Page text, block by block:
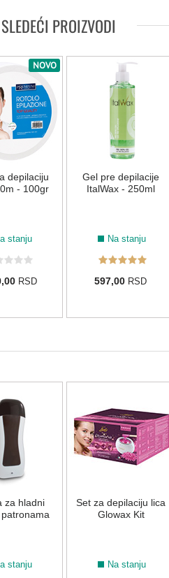
PROIZVODI
NOVO
depilaciju
- 100gr
stanju
RSD
Gel pre depilacije
ItalWax - 250ml
Na stanju
597,00 RSD
za hladni
stanju
Set za depilaciju lica
Glowax Kit
Na stanju